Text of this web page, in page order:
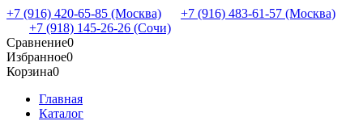
+7 (916) 420-65-85 (Москва)
+7 (916) 483-61-57 (Москва)
+7 (918) 145-26-26 (Сочи)
Сравнение0
Избранное0
Корзина0
Главная
Каталог